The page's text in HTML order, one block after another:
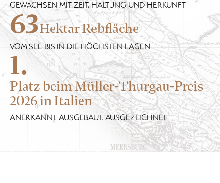
GEWACHSEN MIT ZEIT, HALTUNG UND HERKUNFT
63Hektar Rebfläche
VOM SEE BIS IN DIE HÖCHSTEN LAGEN
1.
Platz beim Müller-Thurgau-Preis
2026 in Italien
ANERKANNT. AUSGEBAUT. AUSGEZEICHNET.